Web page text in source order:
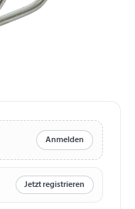
Anmelden
Jetzt registrieren